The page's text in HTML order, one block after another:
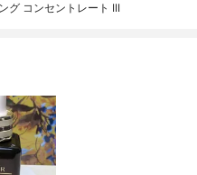
グ コンセントレート III